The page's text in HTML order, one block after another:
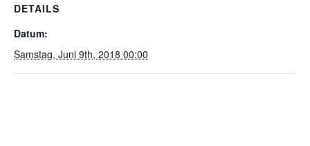
DETAILS
Datum:
Samstag, Juni 9th, 2018 00:00